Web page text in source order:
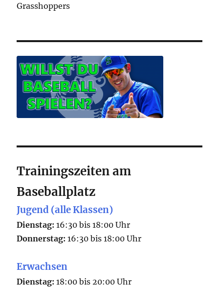
Grasshoppers
Trainingszeiten am
Baseballplatz
Jugend (alle Klassen)
Dienstag: 16:30 bis 18:00 Uhr
Donnerstag: 16:30 bis 18:00 Uhr
Erwachsen
Dienstag: 18:00 bis 20:00 Uhr